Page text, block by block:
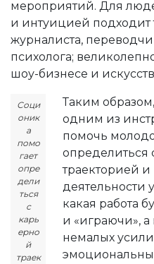
мероприятий. Для
и интуицией подходит
журналиста,
психолога;
шоу-бизнесе и
Соци
оник
а
помо
гает
опре
дели
ться
с
карь
ерно
й
траек
Таким
одним из
помочь
определиться
траекторией и
деятельности
какая работа
и «играючи», а
немалых